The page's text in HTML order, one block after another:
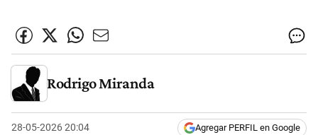
Rodrigo Miranda
28-05-2026 20:04 Agregar PERFIL en Google